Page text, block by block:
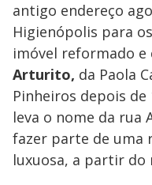
antigo endereço
Higienópolis para
imóvel reformado e
Arturito, da Paola
Pinheiros depois
leva o nome da rua
fazer parte de uma
luxuosa, a partir do